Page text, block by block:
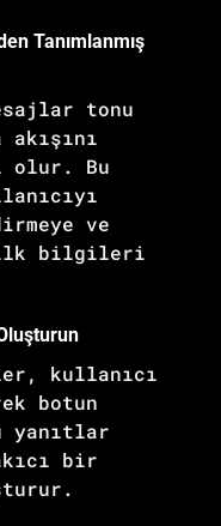
Tanımlanmış
tonu
olur. Bu
ve
ilk bilgileri
kullanıcı
botun
yanıtlar
bir